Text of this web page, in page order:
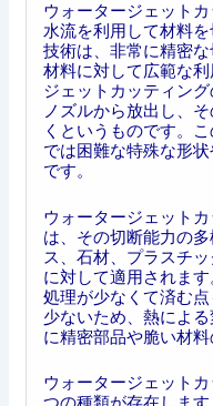
ウォータージェット
水流を利用して材料
技術は、非常に精密
材料に対して広範な
ジェットカッティン
ノズルから放出し、
くというものです。
では困難な特殊な形
です。
ウォータージェット
は、その切断能力の
ス、石材、プラスチ
に対して適用されま
処理が少なくて済む
少ないため、熱によ
に精密部品や脆い材料
ウォータージェット